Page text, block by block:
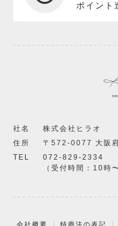
ポイント
社名
株式会社ヒラオ
住所
〒572-0077 大阪
TEL
072-829-2334
（受付時間：10時
会社概要 特商法の表記